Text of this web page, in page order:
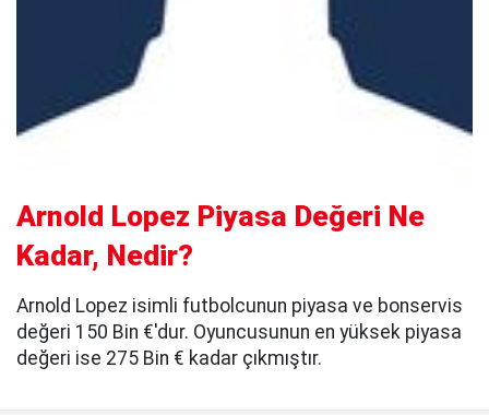
Arnold Lopez Piyasa Değeri Ne
Kadar, Nedir?
Arnold Lopez isimli futbolcunun piyasa ve bonservis
değeri 150 Bin €'dur. Oyuncusunun en yüksek piyasa
değeri ise 275 Bin € kadar çıkmıştır.